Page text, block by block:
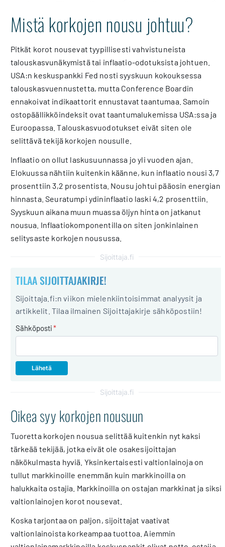
Mistä korkojen nousu johtuu?
Pitkät korot nousevat tyypillisesti vahvistuneista
talouskasvunäkymistä tai inflaatio-odotuksista johtuen.
USA:n keskuspankki Fed nosti syyskuun kokouksessa
talouskasvuennustetta, mutta Conference Boardin
ennakoivat indikaattorit ennustavat taantumaa. Samoin
ostopäällikköindeksit ovat taantumalukemissa USA:ssa ja
Euroopassa. Talouskasvuodotukset eivät siten ole
selittävä tekijä korkojen nousulle.
Inflaatio on ollut laskusuunnassa jo yli vuoden ajan.
Elokuussa nähtiin kuitenkin käänne, kun inflaatio nousi 3,7
prosenttiin 3,2 prosentista. Nousu johtui pääosin energian
hinnasta. Seuratumpi ydininflaatio laski 4,2 prosenttiin.
Syyskuun aikana muun muassa öljyn hinta on jatkanut
nousua. Inflaatiokomponentilla on siten jonkinlainen
selitysaste korkojen nousussa.
Sijoittaja.fi
TILAA SIJOITTAJAKIRJE!
Sijoittaja.fi:n viikon mielenkiintoisimmat analyysit ja
artikkelit. Tilaa ilmainen Sijoittajakirje sähköpostiin!
Sähköposti*
Sijoittaja.fi
Oikea syy korkojen nousuun
Tuoretta korkojen nousua selittää kuitenkin nyt kaksi
tärkeää tekijää, jotka eivät ole osakesijoittajan
näkökulmasta hyviä. Yksinkertaisesti valtionlainoja on
tullut markkinoille enemmän kuin markkinoilla on
halukkaita ostajia. Markkinoilla on ostajan markkinat ja siksi
valtionlainojen korot nousevat.
Koska tarjontaa on paljon, sijoittajat vaativat
valtionlainoista korkeampaa tuottoa. Aiemmin